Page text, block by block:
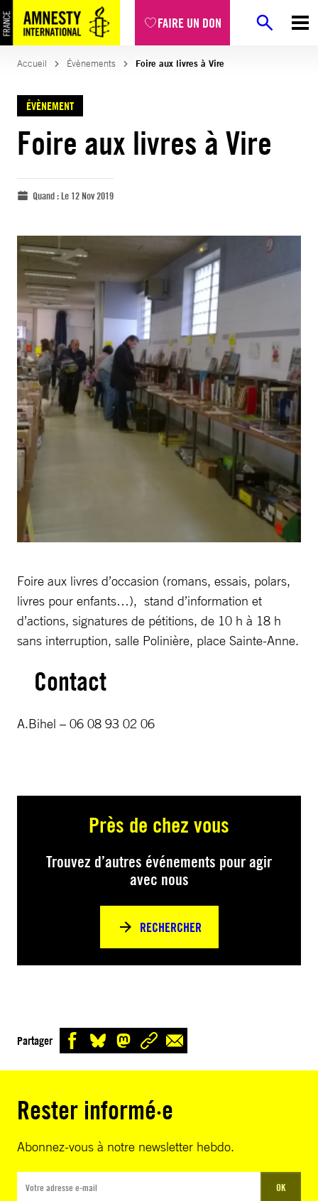
FAIRE UN DON
Accueil Évènements Foire aux livres à Vire
ÉVÈNEMENT
Foire aux livres à Vire
Quand :Le 12 Nov 2019
Foire aux livres d’occasion (romans, essais, polars,
livres pour enfants…), stand d’information et
d’actions, signatures de pétitions, de 10 h à 18 h
sans interruption, salle Polinière, place Sainte-Anne.
Contact
A.Bihel – 06 08 93 02 06
Près de chez vous
Trouvez d’autres événements pour agir
avec nous
RECHERCHER
Partager
Rester informé·e
Abonnez-vous à notre newsletter hebdo.
OK